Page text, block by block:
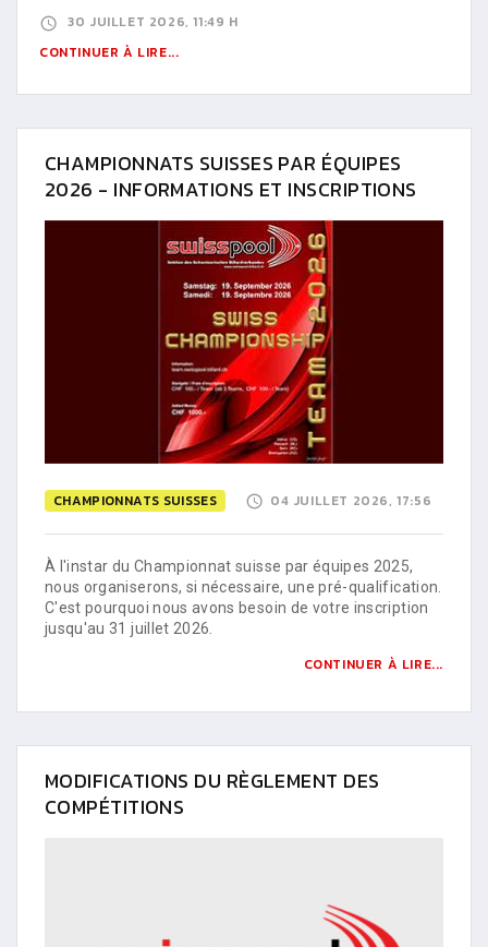
30 JUILLET 2026, 11:49 H
CONTINUER À LIRE...
CHAMPIONNATS SUISSES PAR ÉQUIPES
2026 - INFORMATIONS ET INSCRIPTIONS
CHAMPIONNATS SUISSES 04 JUILLET 2026, 17:56
À l'instar du Championnat suisse par équipes 2025,
nous organiserons, si nécessaire, une pré-qualification.
C'est pourquoi nous avons besoin de votre inscription
jusqu'au 31 juillet 2026.
CONTINUER À LIRE...
MODIFICATIONS DU RÈGLEMENT DES
COMPÉTITIONS